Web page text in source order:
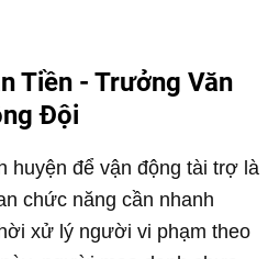
Tiền - Trưởng Văn
Đội
huyện để vận động tài trợ là
chức năng cần nhanh
xử lý người vi phạm theo